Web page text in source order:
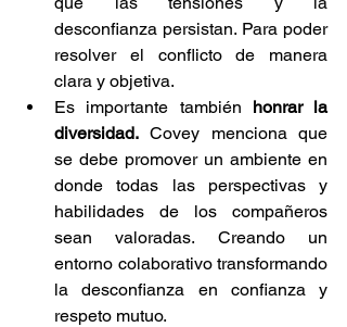
desconfianza persistan. Para poder
resolver el conflicto de manera
clara y objetiva.
Es importante también honrar la
diversidad. Covey menciona que
se debe promover un ambiente en
donde todas las perspectivas y
habilidades de los compañeros
sean valoradas. Creando un
entorno colaborativo transformando
la desconfianza en confianza y
respeto mutuo.